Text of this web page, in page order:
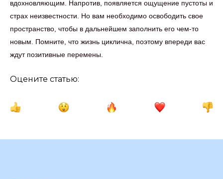
вдохновляющим. Напротив, появляется ощущение пустоты и
страх неизвестности. Но вам необходимо освободить свое
пространство, чтобы в дальнейшем заполнить его чем-то
новым. Помните, что жизнь циклична, поэтому впереди вас
ждут позитивные перемены.
Оцените статью: